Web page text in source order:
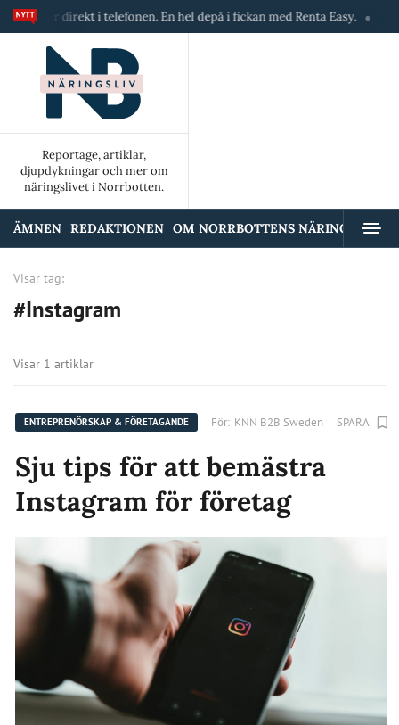
direkt i telefonen. En hel depå i fickan med Renta Easy.
Reportage, artiklar,
djupdykningar och mer om
näringslivet i Norrbotten.
ÄMNEN REDAKTIONEN OM NORRBOTTENS NÄRINGSLIV
Visar tag:
#Instagram
Visar 1 artiklar
ENTREPRENÖRSKAP & FÖRETAGANDE För: KNN B2B Sweden SPARA
Sju tips för att bemästra
Instagram för företag